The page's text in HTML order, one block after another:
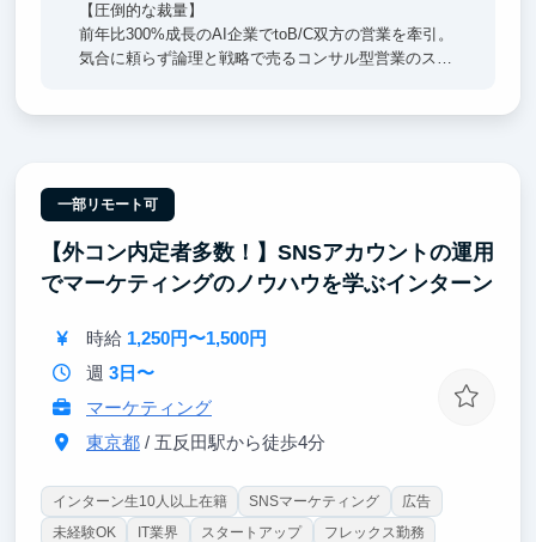
【圧倒的な裁量】
前年比300%成長のAI企業でtoB/C双方の営業を牽引。
気合に頼らず論理と戦略で売るコンサル型営業のスキ
の意思決定プロセスを肌で感じつつ直接吸収できま
す。日々のFBを通じ、どこでも通用する「解像度の
高い思考力」を身に沁み込ませます。
【東大早慶8割】
けで視座が高まる刺激を受けることができます。過去
インターン生は戦略コンサル・外銀・総合商社等のト
一部リモート可
【外コン内定者多数！】SNSアカウントの運用
でマーケティングのノウハウを学ぶインターン
時給 1,250円〜1,500円
週 3日〜
マーケティング
東京都/ 五反田駅から徒歩4分
インターン生10人以上在籍 SNSマーケティング
広告
未経験OK
IT業界 スタートアップ
フレックス勤務